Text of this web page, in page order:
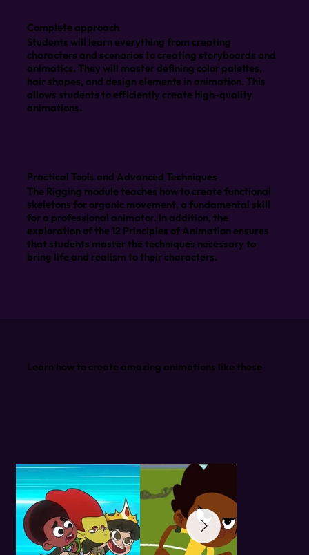
Complete approach
Students will learn everything from creating
characters and scenarios to creating storyboards and
animatics. They will master defining color palettes,
hair shapes, and design elements in animation. This
allows students to efficiently create high-quality
animations.
Practical Tools and Advanced Techniques
The Rigging module teaches how to create functional
skeletons for organic movement, a fundamental skill
for a professional animator. In addition, the
exploration of the 12 Principles of Animation ensures
that students master the techniques necessary to
bring life and realism to their characters.
Learn how to create amazing animations like these